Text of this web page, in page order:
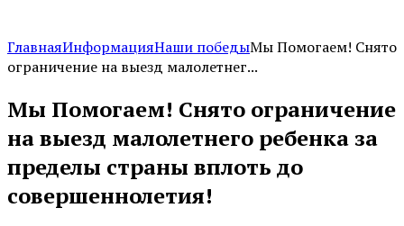
ГлавнаяИнформацияНаши победыМы Помогаем! Снято
ограничение на выезд малолетнег...
Мы Помогаем! Снято ограничение
на выезд малолетнего ребенка за
пределы страны вплоть до
совершеннолетия!